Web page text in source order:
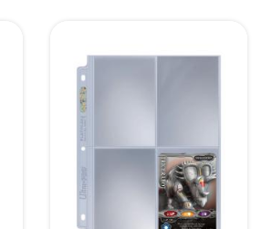
visibility